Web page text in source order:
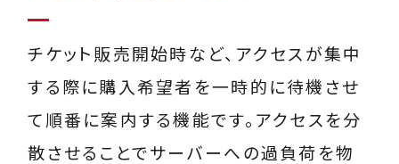
チケット販売開始時など、アクセスが集中
する際に購入希望者を一時的に待機させ
て順番に案内する機能です。アクセスを分
散させることでサーバーへの過負荷を物